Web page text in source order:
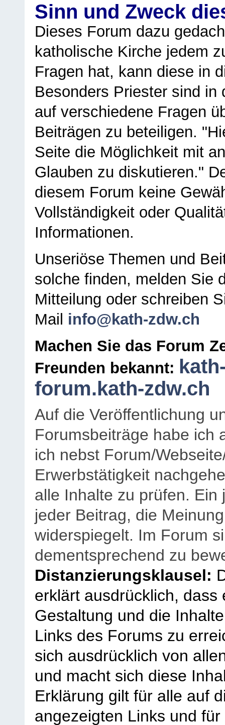
Sinn und Zweck
Dieses Forum dazu
katholische Kirche jedem
Fragen hat, kann diese in
Besonders Priester sind in
auf verschiedene Fragen
Beiträgen zu beteiligen.
Seite die Möglichkeit mit
Glauben zu diskutieren."
diesem Forum keine
Vollständigkeit oder
Informationen.
Unseriöse Themen und
solche finden, melden Sie
Mitteilung oder schreiben
Mail info@kath-zdw.ch
Machen Sie das Forum
Freunden bekannt:
forum.kath-zdw.ch
Auf die Veröffentlichung
Forumsbeiträge habe ich
ich nebst Forum/
Erwerbstätigkeit
alle Inhalte zu prüfen.
jeder Beitrag, die
widerspiegelt. Im Forum
dementsprechend zu
Distanzierungsklausel:
erklärt ausdrücklich,
Gestaltung und die
Links des Forums zu
sich ausdrücklich von
und macht sich diese
Erklärung gilt für alle auf
angezeigten Links und